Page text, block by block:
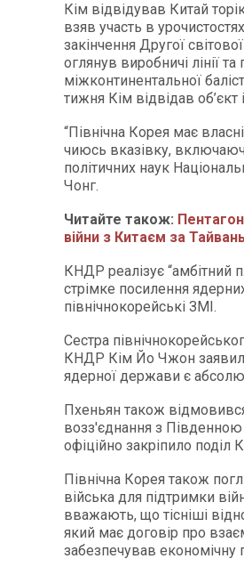
Кім відвідував Китай
взяв участь в
закінчення Другої
оглянув виробничі лінії
міжконтинентальної
тижня Кім відвідав
“Північна Корея має
чиюсь вказівку,
політичних наук
Чонг.
Читайте також:
війни з Китаєм за
КНДР реалізує “амбітний
стрімке посилення
північнокорейські ЗМІ.
Сестра
КНДР Кім Йо Чжон заявила
ядерної держави є
Пхеньян також
возз'єднання з
офіційно закріпило поділ
Північна Корея також
війська для підтримки
вважають, що тісніші
який має договір про
забезпечував економічну